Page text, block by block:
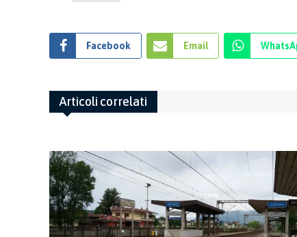
Facebook Email
Articoli correlati